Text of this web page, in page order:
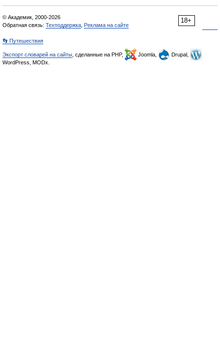
18+
© Академик, 2000-2026
Обратная связь: Техподдержка Реклама на сайте
👣 Путешествия
Экспорт словарей на сайты , сделанные на PHP, Joomla,
Drupal,
WordPress, MODx.